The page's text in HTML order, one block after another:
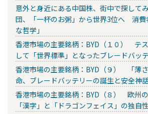
意外と身近にある中国株、街中で探し
団、「一杯のお粥」から世界3位へ 消費
な哲学」
香港市場の主要銘柄：BYD（１０） テ
して「世界標準」となったブレードバッ
香港市場の主要銘柄：BYD（９） 「薄
命、ブレードバッテリーの誕生と安全神
香港市場の主要銘柄：BYD（８） 欧州
「漢字」と「ドラゴンフェイス」の独自性